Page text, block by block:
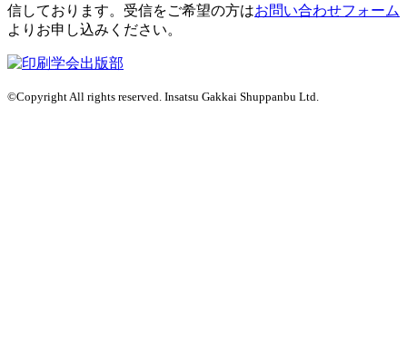
信しております。 受信をご希望の方はお問い合わせフォーム
よりお申し込みください。
©Copyright All rights reserved. Insatsu Gakkai Shuppanbu Ltd.